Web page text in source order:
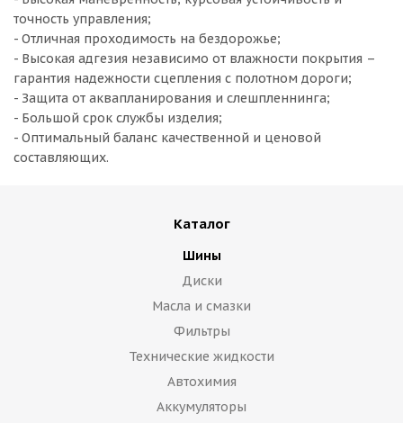
точность управления;
- Отличная проходимость на бездорожье;
- Высокая адгезия независимо от влажности покрытия –
гарантия надежности сцепления с полотном дороги;
- Защита от аквапланирования и слешпленнинга;
- Большой срок службы изделия;
- Оптимальный баланс качественной и ценовой
составляющих.
Каталог
Шины
Диски
Масла и смазки
Фильтры
Технические жидкости
Автохимия
Аккумуляторы